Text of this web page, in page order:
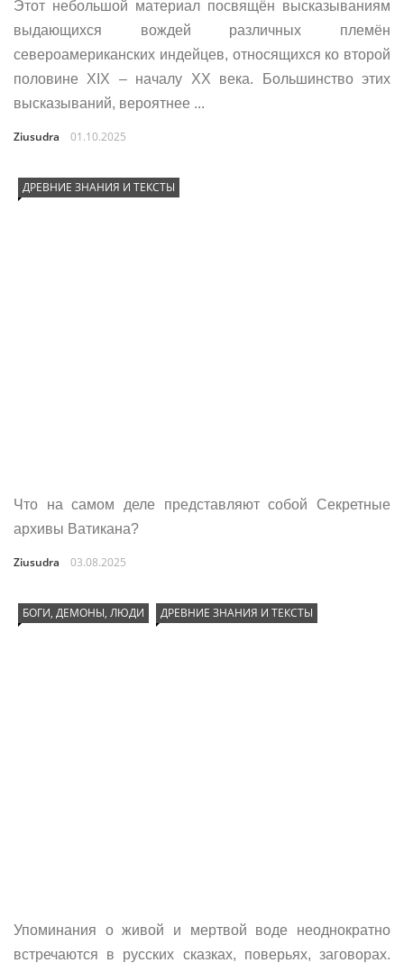
Этот небольшой материал посвящён высказываниям
выдающихся вождей различных племён
североамериканских индейцев, относящихся ко второй
половине XIX – началу XX века. Большинство этих
высказываний, вероятнее ...
Ziusudra 01.10.2025
ДРЕВНИЕ ЗНАНИЯ И ТЕКСТЫ
Что на самом деле представляют собой Секретные
архивы Ватикана?
Ziusudra 03.08.2025
БОГИ, ДЕМОНЫ, ЛЮДИ ДРЕВНИЕ ЗНАНИЯ И ТЕКСТЫ
Упоминания о живой и мертвой воде неоднократно
встречаются в русских сказках, поверьях, заговорах.